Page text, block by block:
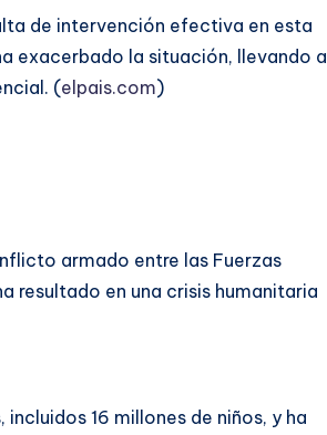
de intervención efectiva en esta
exacerbado la situación, llevando al
(elpais.com)
armado entre las Fuerzas
resultado en una crisis humanitaria
16 millones de niños, y ha